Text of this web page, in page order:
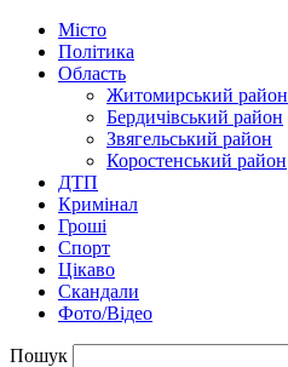
Місто
Політика
Область
Житомирський район
Бердичівський район
Звягельський район
Коростенський район
ДТП
Кримінал
Гроші
Спорт
Цікаво
Скандали
Фото/Відео
Пошук